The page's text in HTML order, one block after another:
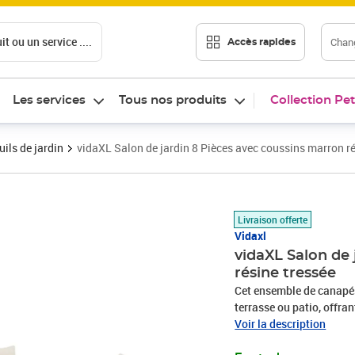
ou un service .... Accès rapides
Les services Tous nos produits Collection
de jardin vidaXL Salon de jardin 8 Pièces avec coussins marron
Livraison offerte
Vidaxl
vidaXL Salon
résine tressée
Cet ensemble de
terrasse ou patio,
famille et les amis ou
Voir la description
Prix 466,99€